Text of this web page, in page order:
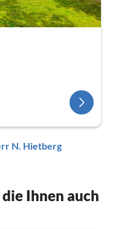
N. Hietberg
Ihnen auch